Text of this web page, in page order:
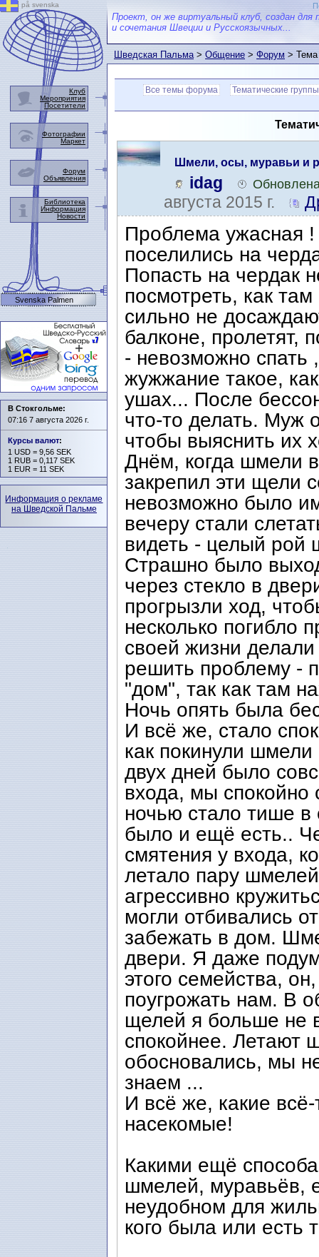
Проект, он же виртуальный клуб, создан для
и сочетания Швеции и Русскоязычных...
Шведская Пальма>Общение>Форум>
Все темы форума Тематические группы
Шмели, осы, муравьи и
idag
августа 2015 г.
Проблема ужасная
поселились на
Попасть на чердак
посмотреть, как
сильно не
балконе, пролетят,
- невозможно спать
жужжание такое,
ушах... После
что-то делать. Муж
чтобы выяснить их
Днём, когда шмели
закрепил эти щели
невозможно было
вечеру стали
видеть - целый рой
Страшно было
через стекло в
прогрызли ход,
несколько погибло
своей жизни
решить проблему -
"дом", так как там
Ночь опять была
И всё же, стало
как покинули
двух дней было
входа, мы спокойно
ночью стало тише
было и ещё есть..
смятения у входа,
летало пару
агрессивно
могли отбивались
забежать в дом.
двери. Я даже
этого семейства,
поугрoжать нам. В
щелей я больше не
спокойнее. Летают
обосновались, мы
знаем ...
И всё же, какие
насекомые!
Какими ещё
шмелей, муравьёв,
неудобном для
кoго была или есть
på svenska
Клуб
Мероприятия
Посетители
Фотографии
Маркет
Форум
Объявления
Библиотека
Информация
Новости
Svenska Palmen
В Стокгольме:
07:16 7 августа 2026 г.
Курсы валют:
1 USD = 9,56 SEK
1 RUB = 0,117 SEK
1 EUR = 11 SEK
Информация о рекламе
на Шведской Пальме